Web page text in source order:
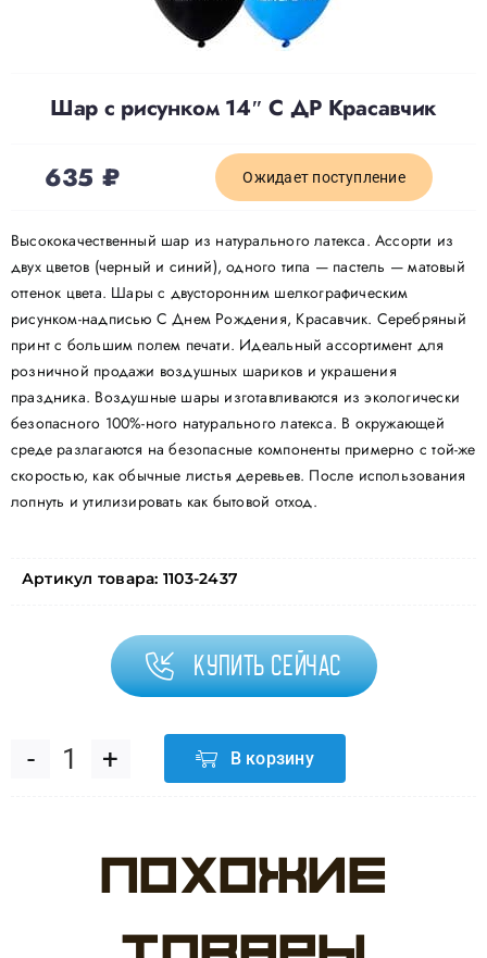
О нас
Отзывы
Контакты
Политика конфиденциальности
Шар с рисунком 14″ С ДР Красавчик
635₽ Ожидает поступление
Высококачественный шар из натурального латекса. Ассорти из
двух цветов (черный и синий), одного типа — пастель — матовый
оттенок цвета. Шары с двусторонним шелкографическим
рисунком-надписью С Днем Рождения, Красавчик. Серебряный
принт с большим полем печати. Идеальный ассортимент для
розничной продажи воздушных шариков и украшения
праздника. Воздушные шары изготавливаются из экологически
безопасного 100%-ного натурального латекса. В окружающей
среде разлагаются на безопасные компоненты примерно с той-же
скоростью, как обычные листья деревьев. После использования
лопнуть и утилизировать как бытовой отход.
Артикул товара: 1103-2437
Купить сейчас
Количество
Шар
В корзину
Похожие